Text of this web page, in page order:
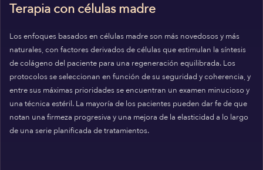
Terapia con células madre
Los enfoques basados en células madre son más novedosos y más
naturales, con factores derivados de células que estimulan la síntesis
de colágeno del paciente para una regeneración equilibrada. Los
protocolos se seleccionan en función de su seguridad y coherencia, y
entre sus máximas prioridades se encuentran un examen minucioso y
una técnica estéril. La mayoría de los pacientes pueden dar fe de que
notan una firmeza progresiva y una mejora de la elasticidad a lo largo
de una serie planificada de tratamientos.